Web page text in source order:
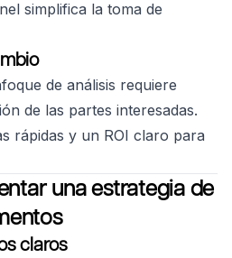
simplifica la toma de
de análisis requiere
de las partes interesadas.
rápidas y un ROI claro para
una estrategia de
claros